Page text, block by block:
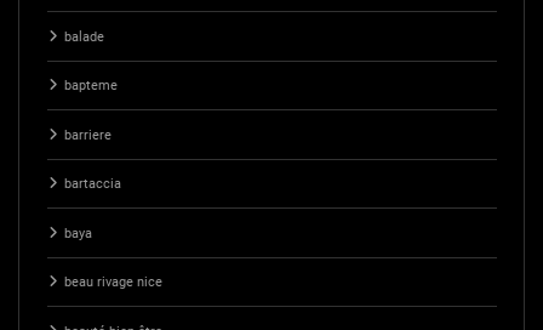
balade
bapteme
barriere
bartaccia
baya
beau rivage nice